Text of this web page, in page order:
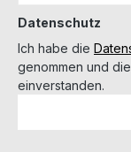
Datenschutz
Ich habe die
genommen und die
einverstanden.